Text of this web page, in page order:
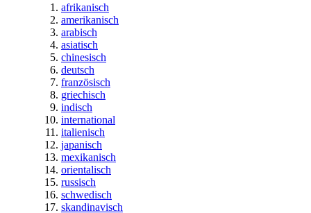
afrikanisch
amerikanisch
arabisch
asiatisch
chinesisch
deutsch
französisch
griechisch
indisch
international
italienisch
japanisch
mexikanisch
orientalisch
russisch
schwedisch
skandinavisch